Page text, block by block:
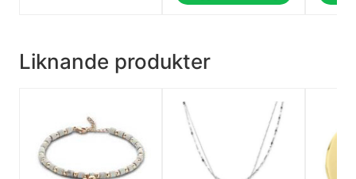
Liknande produkter